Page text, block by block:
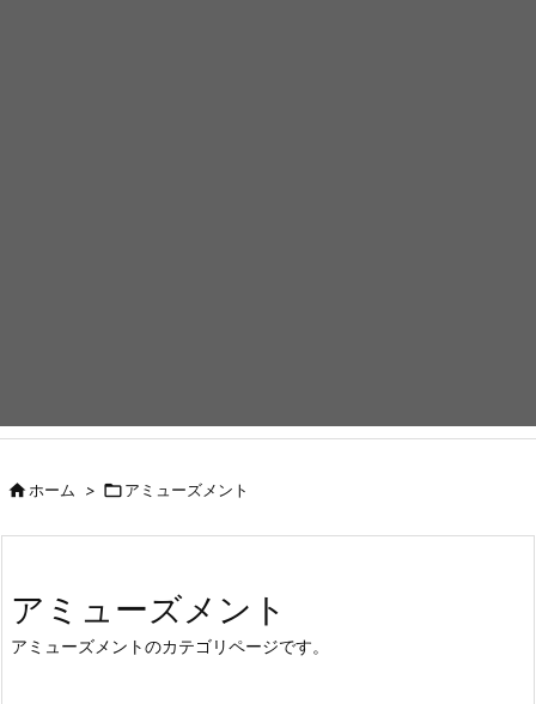
ホーム > アミューズメント
アミューズメント
アミューズメントのカテゴリページです。